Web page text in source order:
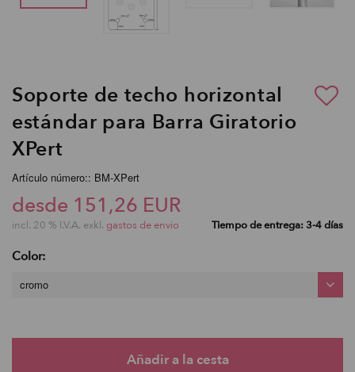
Soporte de techo horizontal
estándar para Barra Giratorio
XPert
Artículo número:: BM-XPert
desde 151,26 EUR
incl. 20 % I.V.A. exkl. gastos de envio Tiempo de entrega: 3-4 días
Color:
cromo